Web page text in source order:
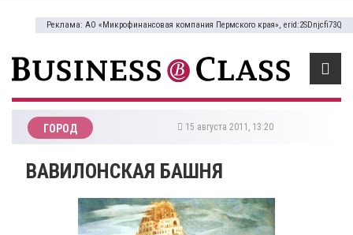
Реклама: АО «Микрофинансовая компания Пермского края», erid:2SDnjcfi73Q
ГОРОД 15 августа 2011, 13:20
ВАВИЛОНСКАЯ БАШНЯ